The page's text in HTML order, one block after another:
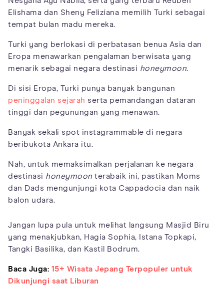
Elishama dan Sheny Feliziana memilih Turki sebagai
tempat bulan madu mereka.
Turki yang berlokasi di perbatasan benua Asia dan
Eropa menawarkan pengalaman berwisata yang
menarik sebagai negara destinasi honeymoon.
Di sisi Eropa, Turki punya banyak bangunan
peninggalan sejarah serta pemandangan dataran
tinggi dan pegunungan yang menawan.
Banyak sekali spot instagrammable di negara
beribukota Ankara itu.
Nah, untuk memaksimalkan perjalanan ke negara
destinasi honeymoon terabaik ini, pastikan Moms
dan Dads mengunjungi kota Cappadocia dan naik
balon udara.
Jangan lupa pula untuk melihat langsung Masjid Biru
yang menakjubkan, Hagia Sophia, Istana Topkapi,
Tangki Basilika, dan Kastil Bodrum.
Baca Juga: 15+ Wisata Jepang Terpopuler untuk
Dikunjungi saat Liburan